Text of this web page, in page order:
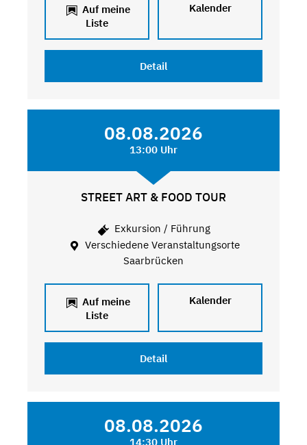
Auf meine
Liste
Kalender
Detail
08.08.2026
13:00 Uhr
STREET ART & FOOD TOUR
Exkursion / Führung
Verschiedene Veranstaltungsorte
Saarbrücken
Auf meine
Liste
Kalender
Detail
08.08.2026
14:30 Uhr